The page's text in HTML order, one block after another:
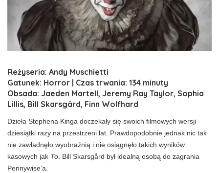
Reżyseria: Andy Muschietti
Gatunek: Horror | Czas trwania: 134 minuty
Obsada: Jaeden Martell, Jeremy Ray Taylor, Sophia
Lillis, Bill Skarsgård, Finn Wolfhard
Dzieła Stephena Kinga doczekały się swoich filmowych wersji
dziesiątki razy na przestrzeni lat. Prawdopodobnie jednak nic tak
nie zawładnęło wyobraźnią i nie osiągnęło takich wyników
kasowych jak To . Bill Skarsgård był idealną osobą do zagrania
Pennywise’a.